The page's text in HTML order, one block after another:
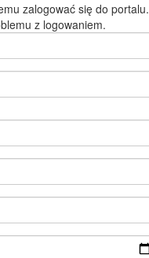
zalogować się do portalu.
z logowaniem.